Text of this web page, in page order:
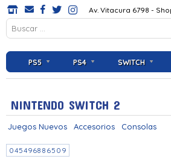
Av. Vitacura 6798 -
PS5 PS4 SWITCH
NINTENDO SWITCH 2
Juegos Nuevos Accesorios Consolas
045496886509